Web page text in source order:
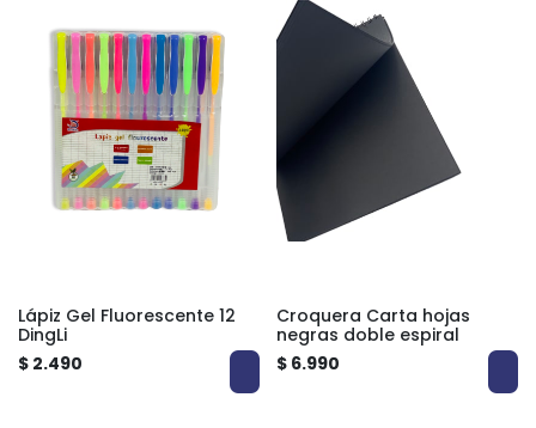
Lápiz Gel Fluorescente 12
DingLi
$ 2.490
Croquera Carta hojas
negras doble espiral
$ 6.990